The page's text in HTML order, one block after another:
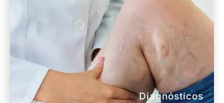
Diagnósticos